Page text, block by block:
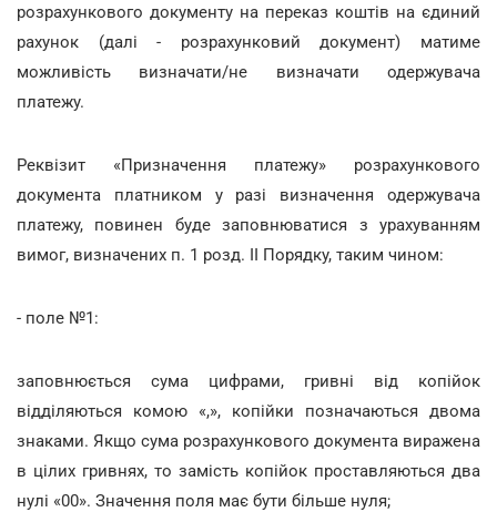
розрахункового документу на переказ коштів на єдиний
рахунок (далі - розрахунковий документ) матиме
можливість визначати/не визначати одержувача
платежу.
Реквізит «Призначення платежу» розрахункового
документа платником у разі визначення одержувача
платежу, повинен буде заповнюватися з урахуванням
вимог, визначених п. 1 розд. II Порядку, таким чином:
- поле №1:
заповнюється сума цифрами, гривні від копійок
відділяються комою «,», копійки позначаються двома
знаками. Якщо сума розрахункового документа виражена
в цілих гривнях, то замість копійок проставляються два
нулі «00». Значення поля має бути більше нуля;